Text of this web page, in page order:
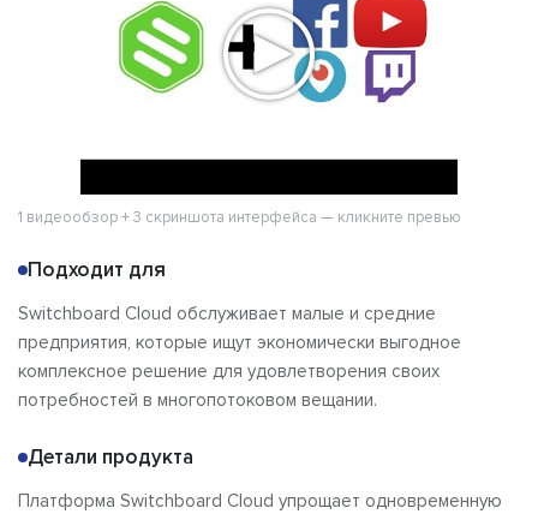
1 видеообзор + 3 скриншота интерфейса — кликните превью
Подходит для
Switchboard Cloud обслуживает малые и средние
предприятия, которые ищут экономически выгодное
комплексное решение для удовлетворения своих
потребностей в многопотоковом вещании.
Детали продукта
Платформа Switchboard Cloud упрощает одновременную